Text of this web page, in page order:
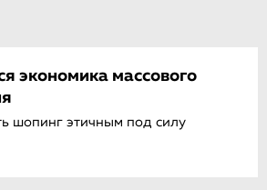
экономика массового
шопинг этичным под силу